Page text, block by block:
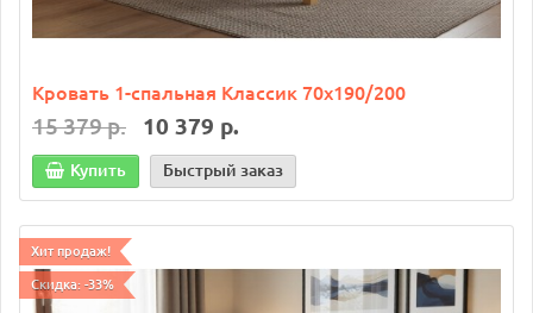
Кровать 1-спальная Классик 70х190/200
15 379 р. 10 379 р.
Купить Быстрый заказ
Хит продаж!
Скидка: -33%